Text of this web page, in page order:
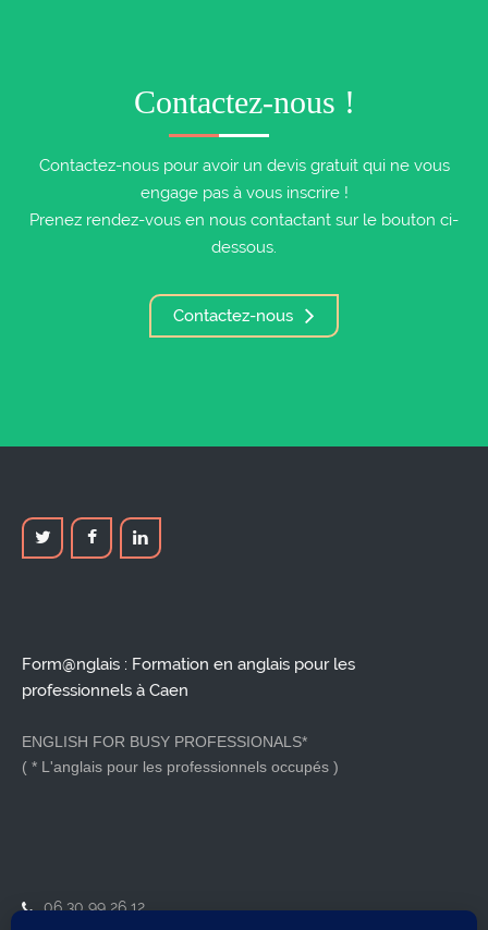
Contactez-nous !
Contactez-nous pour avoir un devis gratuit qui ne vous
engage pas à vous inscrire !
Prenez rendez-vous en nous contactant sur le bouton ci-
dessous.
Contactez-nous
Form@nglais : Formation en anglais pour les
professionnels à Caen
ENGLISH FOR BUSY PROFESSIONALS*
( * L'anglais pour les professionnels occupés )
06 30 99 26 12